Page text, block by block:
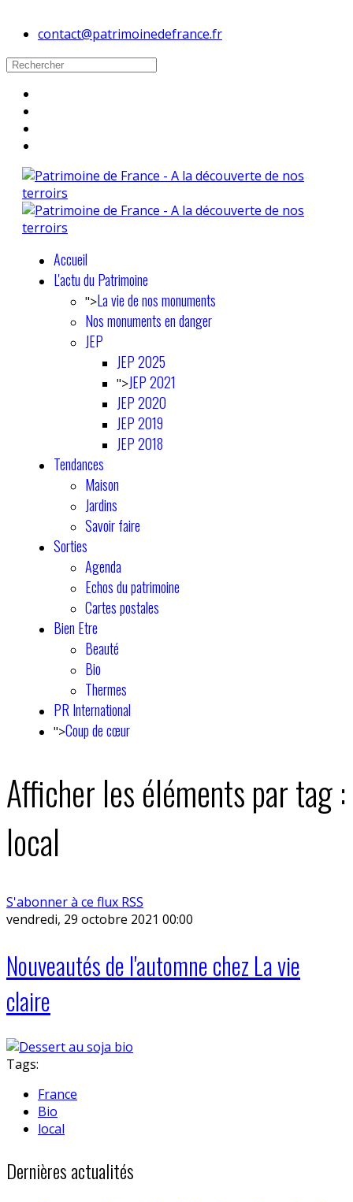
contact@patrimoinedefrance.fr
Accueil
L'actu du Patrimoine
">La vie de nos monuments
Nos monuments en danger
JEP
JEP 2025
">JEP 2021
JEP 2020
JEP 2019
JEP 2018
Tendances
Maison
Jardins
Savoir faire
Sorties
Agenda
Echos du patrimoine
Cartes postales
Bien Etre
Beauté
Bio
Thermes
PR International
">Coup de cœur
Afficher les éléments par tag :
local
S'abonner à ce flux RSS
vendredi, 29 octobre 2021 00:00
Nouveautés de l'automne chez La vie
claire
Tags:
France
Bio
local
Dernières actualités